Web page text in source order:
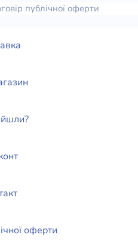
публічної оферти
оферти